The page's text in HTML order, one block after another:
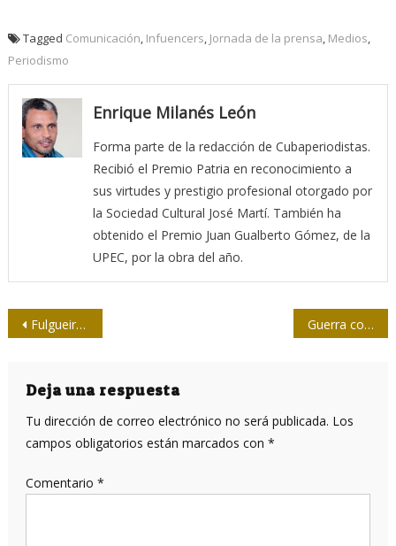
Tagged Comunicación Infuencers Jornada de la prensa Medios
Periodismo
Enrique Milanés León
Forma parte de la redacción de Cubaperiodistas.
Recibió el Premio Patria en reconocimiento a
sus virtudes y prestigio profesional otorgado por
la Sociedad Cultural José Martí. También ha
obtenido el Premio Juan Gualberto Gómez, de la
UPEC, por la obra del año.
Navegación
entradas
Fulgueiras, un cronista diferente Guerra contra Irán: todos los caminos conducen al petróleo
Deja una respuesta
Tu dirección de correo electrónico no será publicada. Los
campos obligatorios están marcados con *
Comentario *